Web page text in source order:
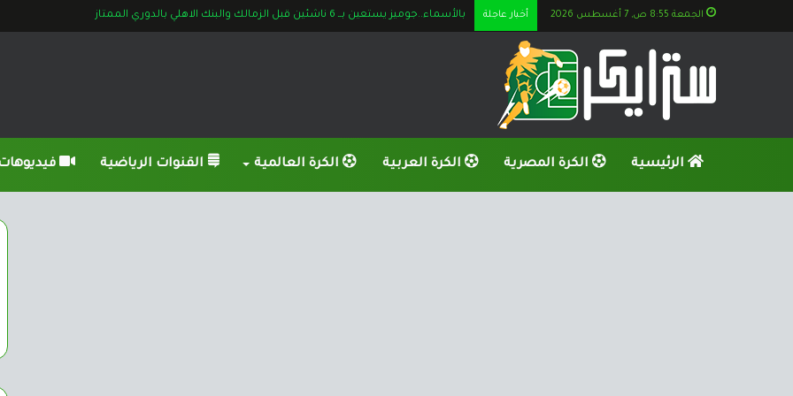
الجمعة 8:55 ص, 7 أغسطس 2026 أخبار عاجلة الكشف عن تطورات إصابة شيكابالا وأوباما قبل لقاء البنك
الرئيسية الكرة المصرية الكرة العربية الكرة العالمية القنوات الرياضية